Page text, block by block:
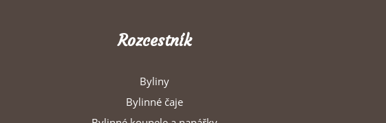
Rozcestník
Byliny
Bylinné čaje